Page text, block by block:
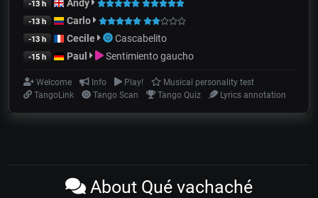
-13 h Andy
-13 h Carlo
-13 h Cecile Cascabelito
-15 h Paul Sentimiento gaucho
Welcome Info Play!
Musical personality test
TangoLink
Tango Scan Tango Quiz Lyrics annotation
About Qué vachaché